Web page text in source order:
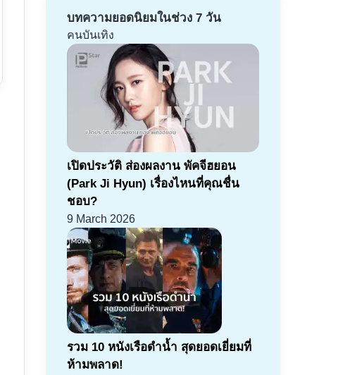
บทความยอดนิยมในช่วง 7 วัน
คนบันเทิง
เปิดประวัติ ส่องผลงาน พัคจีฮยอน
(Park Ji Hyun) เรื่องไหนที่คุณชื่น
ชอบ?
9 March 2026
รวม 10 หนังเรือดำน้ำ สุดยอดเยี่ยมที่
ห้ามพลาด!